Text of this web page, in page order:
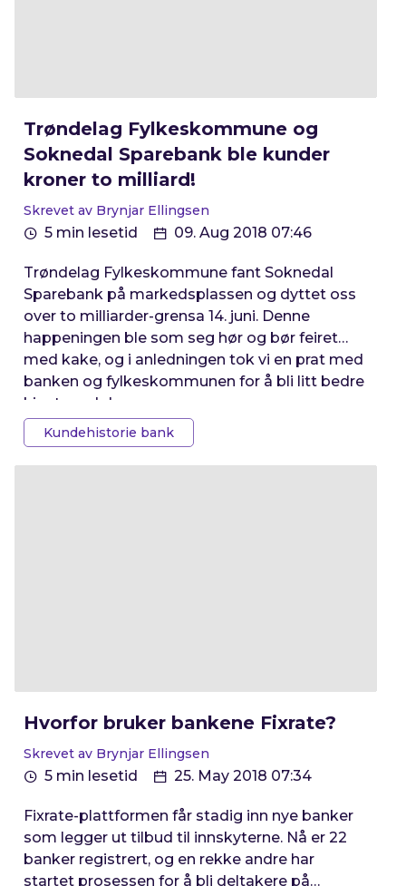
Trøndelag Fylkeskommune og
Soknedal Sparebank ble kunder
kroner to milliard!
Skrevet av Brynjar Ellingsen
5 min lesetid 09. Aug 2018 07:46
Trøndelag Fylkeskommune fant Soknedal
Sparebank på markedsplassen og dyttet oss
over to milliarder-grensa 14. juni. Denne
happeningen ble som seg hør og bør feiret
med kake, og i anledningen tok vi en prat med
banken og fylkeskommunen for å bli litt bedre
kjent med dem.
Kundehistorie bank
Hvorfor bruker bankene Fixrate?
Skrevet av Brynjar Ellingsen
5 min lesetid 25. May 2018 07:34
Fixrate-plattformen får stadig inn nye banker
som legger ut tilbud til innskyterne. Nå er 22
banker registrert, og en rekke andre har
startet prosessen for å bli deltakere på